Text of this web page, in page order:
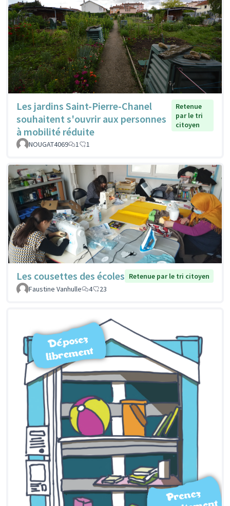
Les jardins Saint-Pierre-Chanel
souhaitent s'ouvrir aux personnes
à mobilité réduite
Retenue
par le tri
citoyen
NOUGAT4069 1 1
Les cousettes des écoles Retenue par le tri citoyen
Faustine Vanhulle
4 23